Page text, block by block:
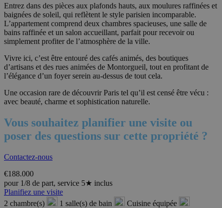
Entrez dans des pièces aux plafonds hauts, aux moulures raffinées et
baignées de soleil, qui reflètent le style parisien incomparable.
L’appartement comprend deux chambres spacieuses, une salle de
bains raffinée et un salon accueillant, parfait pour recevoir ou
simplement profiter de l’atmosphère de la ville.
Vivre ici, c’est être entouré des cafés animés, des boutiques
d’artisans et des rues animées de Montorgueil, tout en profitant de
l’élégance d’un foyer serein au-dessus de tout cela.
Une occasion rare de découvrir Paris tel qu’il est censé être vécu :
avec beauté, charme et sophistication naturelle.
Vous souhaitez planifier une visite ou
poser des questions sur cette propriété ?
Contactez-nous
€188.000
pour 1/8 de part, service 5★ inclus
Planifiez une visite
2 chambre(s)
1 salle(s) de bain Cuisine équipée